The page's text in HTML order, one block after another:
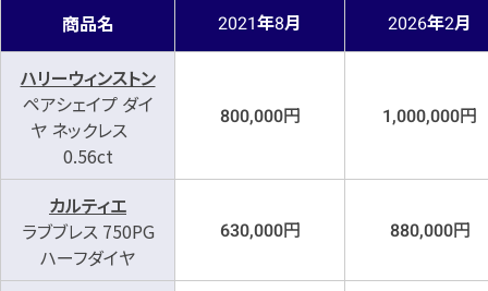
商品名 2021年8月 2026年2月
ハリーウィンストン
ペアシェイプ ダイ
ヤ ネックレス
0.56ct
800,000円 1,000,000円
カルティエ
ラブブレス 750PG
ハーフダイヤ
630,000円 880,000円